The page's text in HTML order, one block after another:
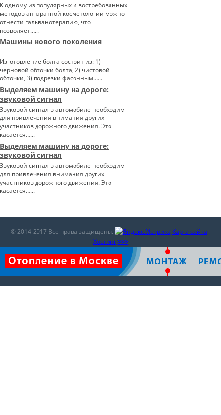
К одному из популярных и востребованных
методов аппаратной косметологии можно
отнести гальванотерапию, что
позволяет…...
Машины нового поколения
Изготовление болта состоит из: 1)
черновой обточки болта, 2) чистовой
обточки, 3) подрезки фасонным…...
Выделяем машину на дороге:
звуковой сигнал
Звуковой сигнал в автомобиле необходим
для привлечения внимания других
участников дорожного движения. Это
касается…...
Выделяем машину на дороге:
звуковой сигнал
Звуковой сигнал в автомобиле необходим
для привлечения внимания других
участников дорожного движения. Это
касается…...
© 2014-2017 Все права защищены. Карта сайта -
Хостинг >>>